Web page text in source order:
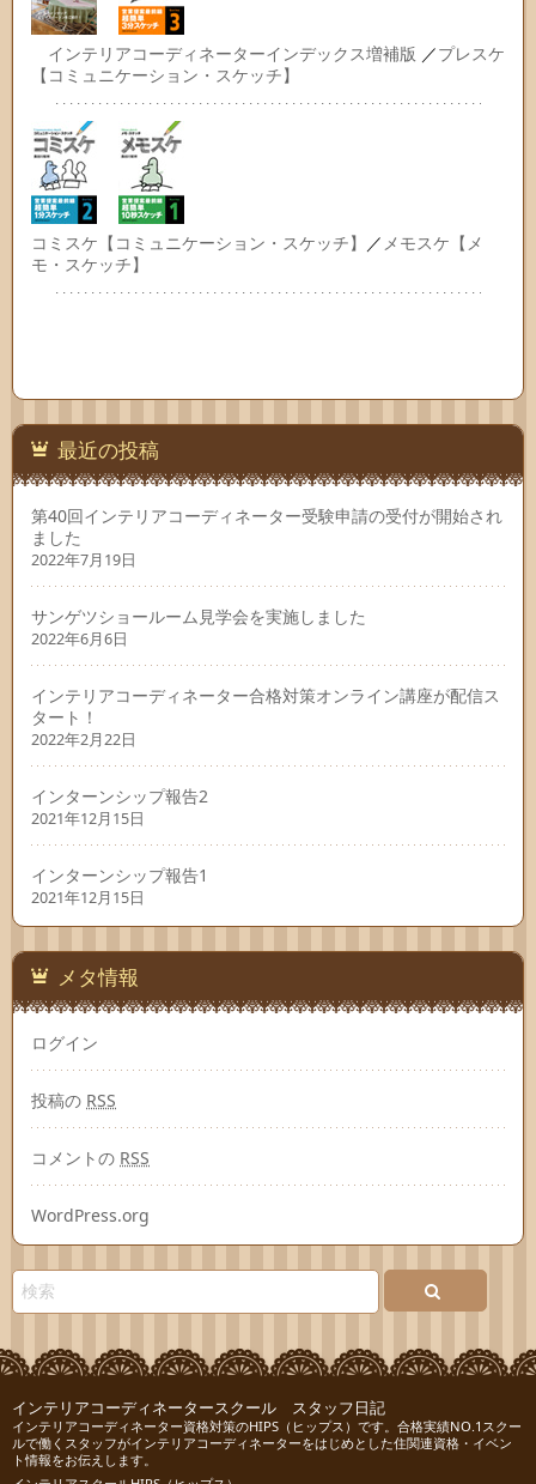
インテリアコーディネーターインデックス増補版 ／プレスケ
【コミュニケーション・スケッチ】
コミスケ【コミュニケーション・スケッチ】 ／ メモスケ【メ
モ・スケッチ】
最近の投稿
第40回インテリアコーディネーター受験申請の受付が開始され
ました
2022年7月19日
サンゲツショールーム見学会を実施しました
2022年6月6日
インテリアコーディネーター合格対策オンライン講座が配信ス
タート！
2022年2月22日
インターンシップ報告2
2021年12月15日
インターンシップ報告1
2021年12月15日
メタ情報
ログイン
投稿の RSS
コメントの RSS
WordPress.org
インテリアコーディネータースクール スタッフ日記
インテリアコーディネーター資格対策のHIPS（ヒップス）です。合格実績NO.1スクー
ルで働くスタッフがインテリアコーディネーターをはじめとした住関連資格・イベン
ト情報をお伝えします。